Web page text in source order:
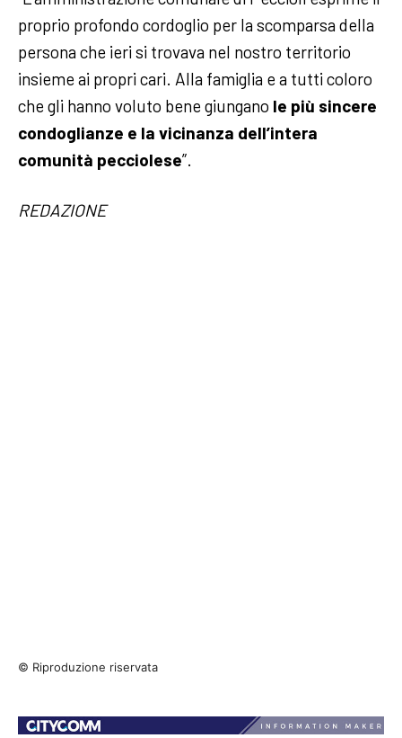
proprio profondo cordoglio per la scomparsa della
persona che ieri si trovava nel nostro territorio
insieme ai propri cari. Alla famiglia e a tutti coloro
che gli hanno voluto bene giungano le più sincere
condoglianze e la vicinanza dell’intera
comunità pecciolese”.
REDAZIONE
© Riproduzione riservata